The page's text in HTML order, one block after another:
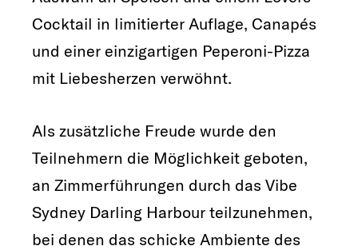
Cocktail in limitierter Auflage, Canapés
und einer einzigartigen Peperoni-Pizza
mit Liebesherzen verwöhnt.
Als zusätzliche Freude wurde den
Teilnehmern die Möglichkeit geboten,
an Zimmerführungen durch das Vibe
Sydney Darling Harbour teilzunehmen,
bei denen das schicke Ambiente des